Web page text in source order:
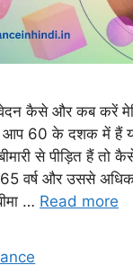
कैसे और कब करें
आप 60 के दशक में हैं
बीमारी से पीड़ित हैं
वर्ष और उससे
… Read more